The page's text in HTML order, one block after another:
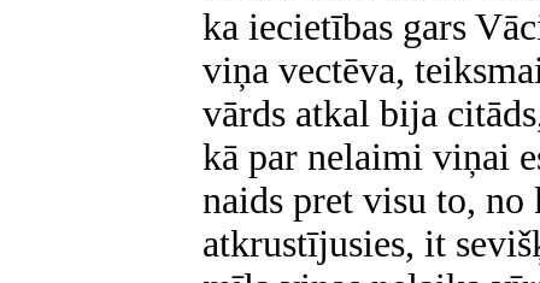
ka iecietības gars
viņa vectēva,
vārds atkal bija
kā par nelaimi viņai
naids pret visu to, no
atkrustījusies, it